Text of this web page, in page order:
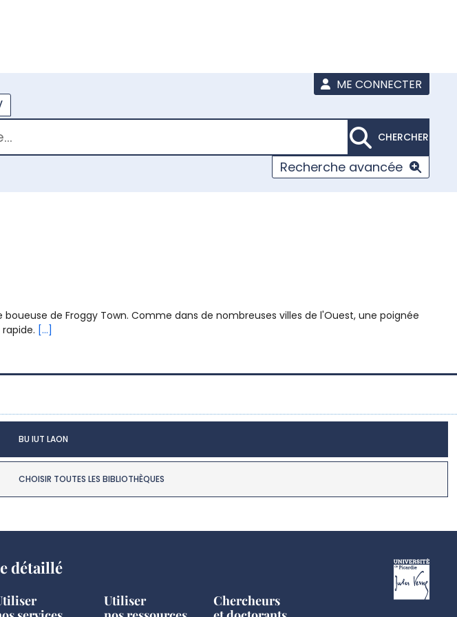
ME CONNECTER
CHERCHER
Recherche avancée
de Froggy Town. Comme dans de nombreuses villes de l'Ouest, une poignée
[...]
BU IUT LAON
CHOISIR TOUTES LES BIBLIOTHÈQUES
détaillé
Utiliser
Chercheurs